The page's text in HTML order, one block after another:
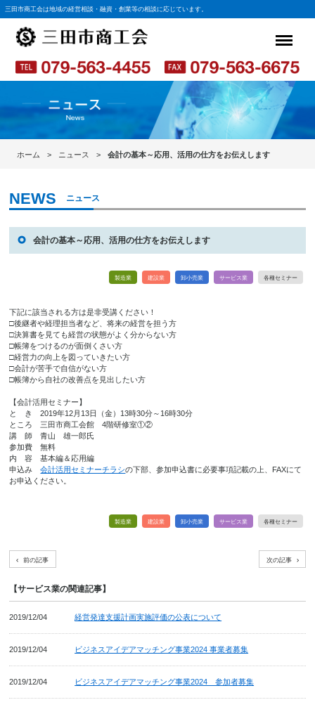
三田市商工会は地域の経営相談・融資・創業等の相談に応じています。
ホーム ニュース 会計の基本～応用、活用の仕方をお伝えします
ニュース
会計の基本～応用、活用の仕方をお伝えします
製造業 建設業 卸小売業 サービス業 各種セミナー
下記に該当される方は是非受講ください！
□後継者や経理担当者など、将来の経営を担う方
□決算書を見ても経営の状態がよく分からない方
□帳簿をつけるのが面倒くさい方
□経営力の向上を図っていきたい方
□会計が苦手で自信がない方
□帳簿から自社の改善点を見出したい方
【会計活用セミナー】
と き 2019年12月13日（金）13時30分～16時30分
ところ 三田市商工会館 4階研修室①②
講 師 青山 雄一郎氏
参加費 無料
内 容 基本編＆応用編
申込み会計活用セミナーチラシの下部、参加申込書に必要事項記載の上、FAXにて
お申込ください。
製造業 建設業 卸小売業 サービス業 各種セミナー
前の記事 次の記事
【サービス業の関連記事】
2019/12/04 経営発達支援計画実施評価の公表について
2019/12/04 ビジネスアイデアマッチング事業2024 事業者募集
2019/12/04 ビジネスアイデアマッチング事業2024 参加者募集